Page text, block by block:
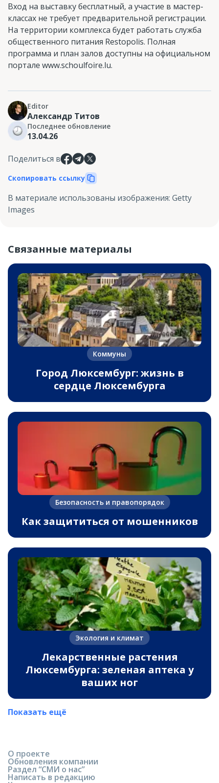
Вход на выставку бесплатный, а участие в мастер-
классах не требует предварительной регистрации.
На территории комплекса будет работать служба
общественного питания Restopolis. Полная
программа и план залов доступны на официальном
портале www.schoulfoire.lu.
Editor
Александр Титов
Последнее обновление
13.04.26
Поделиться в
Скопировать ссылку
В материале использованы изображения: Getty
Images
Связанные материалы
Коммуны
Город Люксембург: жизнь в
сердце Люксембурга
Безопасность и правопорядок
Как защититься от мошенников
Экология и климат
Лекарственные растения
Люксембурга: зеленая аптека у
ваших ног
Показать ещё
О проекте
Обновления компании
Раздел “СМИ о нас”
Написать в редакцию